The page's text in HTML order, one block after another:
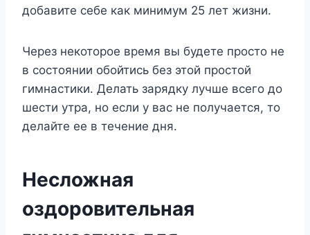
добавите себе как минимум 25 лет жизни.
Через некоторое время вы будете просто не
в состоянии обойтись без этой простой
гимнастики. Делать зарядку лучше всего до
шести утра, но если у вас не получается, то
делайте ее в течение дня.
Несложная
оздоровительная